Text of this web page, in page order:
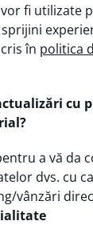
fi utilizate
în politica
cu
a vă da
dvs. cu
vânzări